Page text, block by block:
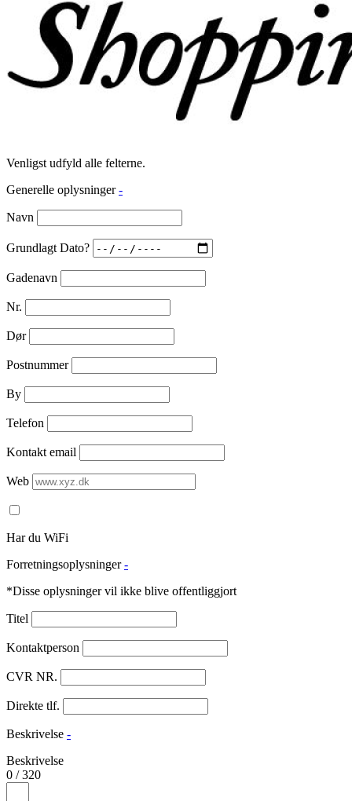
Venligst udfyld alle felterne.
Generelle oplysninger -
Navn
Grundlagt Dato?
Gadenavn
Nr.
Dør
Postnummer
By
Telefon
Kontakt email
Web
Har du WiFi
Forretningsoplysninger -
*Disse oplysninger vil ikke blive offentliggjort
Titel
Kontaktperson
CVR NR.
Direkte tlf.
Beskrivelse -
Beskrivelse
0 /320